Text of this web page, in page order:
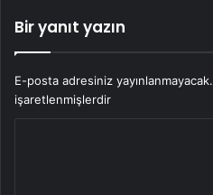
Bir yanıt yazın
E-posta adresiniz yayınlanmayacak.
işaretlenmişlerdir